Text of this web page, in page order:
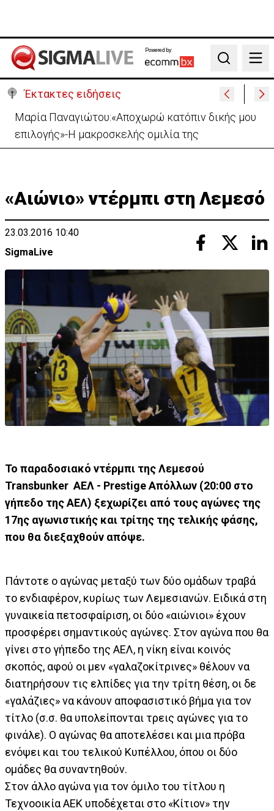
Powered by:
Search
Έκτακτες ειδήσεις
Μαρία Παναγιώτου:«Αποχωρώ κατόπιν δικής μου
επιλογής»-Η μακροσκελής ομιλία της
«Αιώνιο» ντέρμπι στη Λεμεσό
23.03.2016 10:40
SigmaLive
Το παραδοσιακό ντέρμπι της Λεμεσού
Transbunker ΑΕΛ - Prestige Απόλλων (20:00 στο
γήπεδο της ΑΕΛ) ξεχωρίζει από τους αγώνες της
17ης αγωνιστικής και τρίτης της τελικής φάσης,
που θα διεξαχθούν απόψε.
Πάντοτε ο αγώνας μεταξύ των δύο ομάδων τραβά
το ενδιαφέρον, κυρίως των Λεμεσιανών. Ειδικά στη
γυναικεία πετοσφαίριση, οι δύο «αιώνιοι» έχουν
προσφέρει σημαντικούς αγώνες. Στον αγώνα που θα
γίνει στο γήπεδο της ΑΕΛ, η νίκη είναι κοινός
σκοπός, αφού οι μεν «γαλαζοκίτρινες» θέλουν να
διατηρήσουν τις ελπίδες για την τρίτη θέση, οι δε
«γαλάζιες» να κάνουν αποφασιστικό βήμα για τον
τίτλο (σ.σ. θα υπολείπονται τρεις αγώνες για το
φινάλε). Ο αγώνας θα αποτελέσει και μια πρόβα
ενόψει και του τελικού Κυπέλλου, όπου οι δύο
ομάδες θα συναντηθούν.
Στον άλλο αγώνα για τον όμιλο του τίτλου η
Τεχνοοικία ΑΕΚ υποδέχεται στο «Κίτιον» την